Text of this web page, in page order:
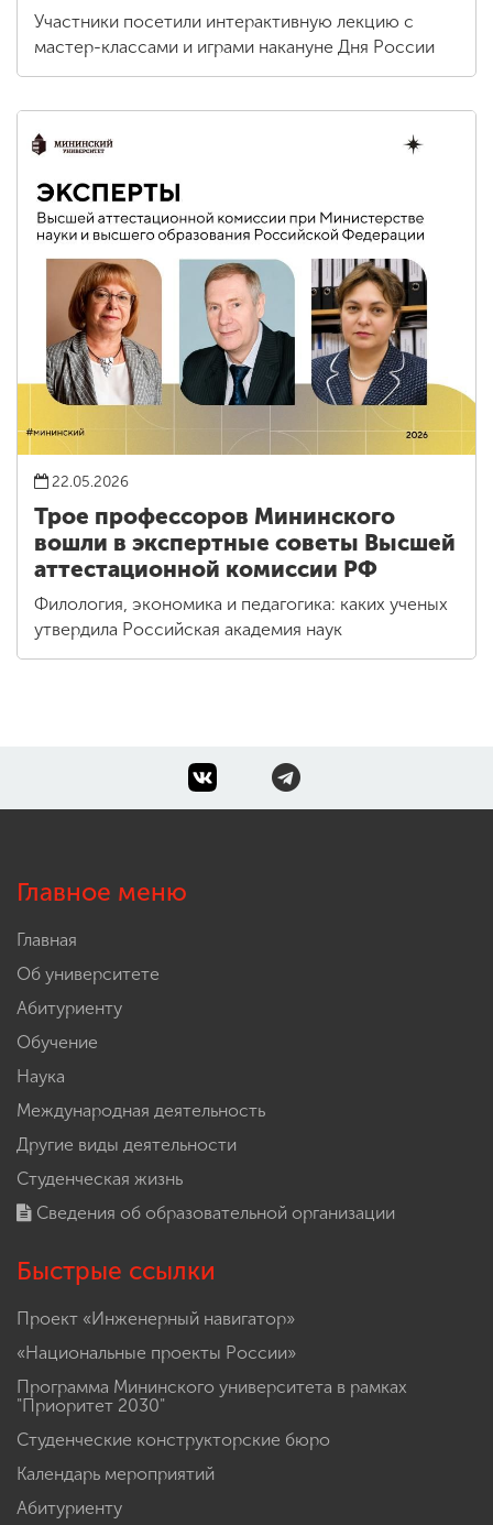
Участники посетили интерактивную лекцию с
мастер-классами и играми накануне Дня России
22.05.2026
Трое профессоров Мининского
вошли в экспертные советы Высшей
аттестационной комиссии РФ
Филология, экономика и педагогика: каких ученых
утвердила Российская академия наук
Главное меню
Главная
Об университете
Абитуриенту
Обучение
Наука
Международная деятельность
Другие виды деятельности
Студенческая жизнь
Сведения об образовательной организации
Быстрые ссылки
Проект «Инженерный навигатор»
«Национальные проекты России»
Программа Мининского университета в рамках
"Приоритет 2030"
Студенческие конструкторские бюро
Календарь мероприятий
Абитуриенту